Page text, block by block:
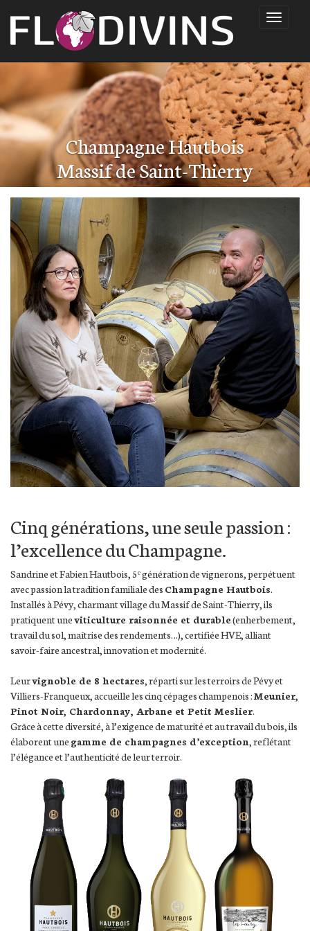
Champagne Hautbois
Massif de Saint-Thierry
Cinq générations, une seule passion :
l’excellence du Champagne.
Sandrine et Fabien Hautbois, 5ᵉ génération de vignerons, perpétuent
avec passion la tradition familiale des Champagne Hautbois.
Installés à Pévy, charmant village du Massif de Saint-Thierry, ils
pratiquent uneviticulture raisonnée et durable(enherbement,
travail du sol, maîtrise des rendements…), certifiée HVE, alliant
savoir-faire ancestral, innovation et modernité.
Leurvignoble de 8 hectares, réparti sur les terroirs de Pévy et
Villiers-Franqueux, accueille les cinq cépages champenois :Meunier,
Pinot Noir, Chardonnay, Arbane et Petit Meslier.
Grâce à cette diversité, à l’exigence de maturité et au travail du bois, ils
élaborent une gamme de champagnes d’exception, reflétant
l’élégance et l’authenticité de leur terroir.